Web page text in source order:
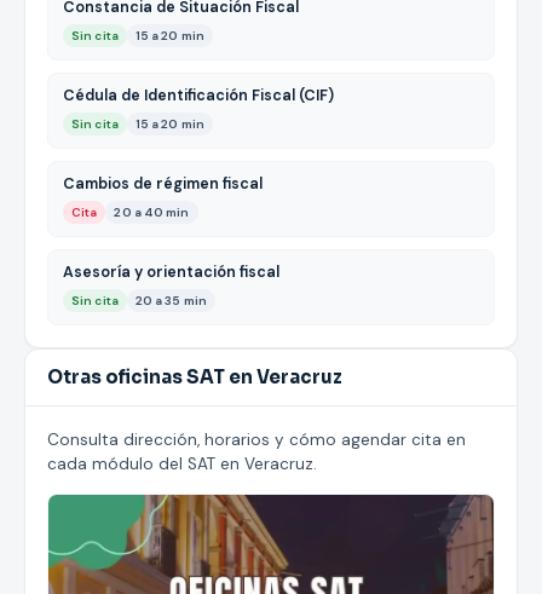
Constancia de Situación Fiscal
Sin cita 15 a 20 min
Cédula de Identificación Fiscal (CIF)
Sin cita 15 a 20 min
Cambios de régimen fiscal
Cita 20 a 40 min
Asesoría y orientación fiscal
Sin cita 20 a 35 min
Otras oficinas SAT en Veracruz
Consulta dirección, horarios y cómo agendar cita en
cada módulo del SAT en Veracruz.